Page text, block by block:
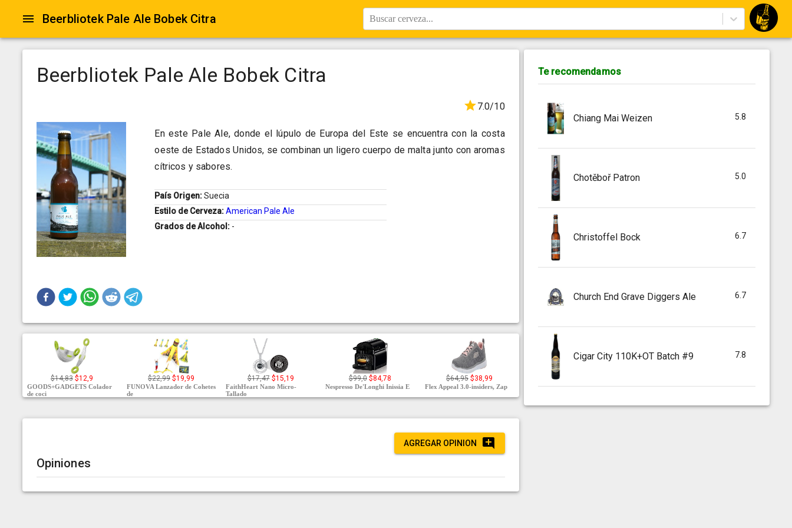
Beerbliotek Pale Ale Bobek Citra Buscar cerveza...
Beerbliotek Pale Ale Bobek Citra
7.0/10
En este Pale Ale, donde el lúpulo de Europa del Este se encuentra con la costa
oeste de Estados Unidos, se combinan un ligero cuerpo de malta junto con aromas
cítricos y sabores.
País Origen:Suecia
Estilo de Cerveza:American Pale Ale
Grados de Alcohol: -
$14,83 $12,9
GOODS+GADGETS Colador
de coci
$22,99 $19,99
FUNOVA Lanzador de Cohetes
de
$17,47 $15,19
FaithHeart Nano Micro-
Tallado
$99,0 $84,78
Nespresso De'Longhi Inissia E
$64,95 $38,99
Flex Appeal 3.0-insiders, Zap
AGREGAR OPINION
Opiniones
Te recomendamos
Chiang Mai Weizen 5.8
Chotěboř Patron 5.0
Christoffel Bock 6.7
Church End Grave Diggers Ale 6.7
Cigar City 110K+OT Batch #9 7.8